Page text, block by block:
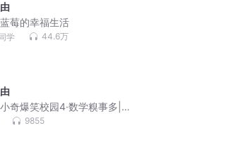
莓的幸福生活
学 44.6万
奇爆笑校园4·数学糗事多|小
9855